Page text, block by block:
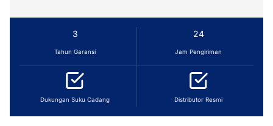
3
Tahun Garansi
24
Jam Pengiriman
Dukungan Suku Cadang Distributor Resmi